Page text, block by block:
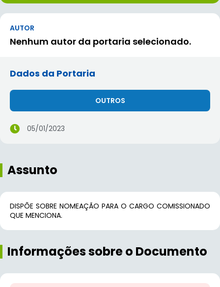
AUTOR
Nenhum autor da portaria selecionado.
Dados da Portaria
OUTROS
05/01/2023
Assunto
DISPÕE SOBRE NOMEAÇÃO PARA O CARGO COMISSIONADO
QUE MENCIONA.
Informações sobre o Documento